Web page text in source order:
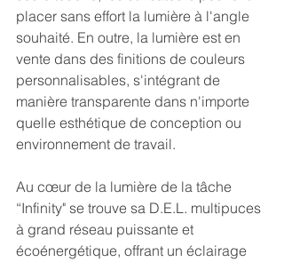
placer sans effort la lumière à l'angle
souhaité. En outre, la lumière est en
vente dans des finitions de couleurs
personnalisables, s'intégrant de
manière transparente dans n'importe
quelle esthétique de conception ou
environnement de travail.
Au cœur de la lumière de la tâche
“Infinity" se trouve sa D.E.L. multipuces
à grand réseau puissante et
écoénergétique, offrant un éclairage